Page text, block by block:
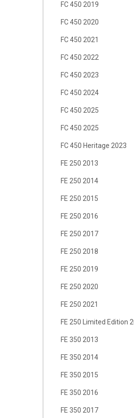
FC 450 2019
FC 450 2020
FC 450 2021
FC 450 2022
FC 450 2023
FC 450 2024
FC 450 2025
FC 450 2025
FC 450 Heritage 2023
FE 250 2013
FE 250 2014
FE 250 2015
FE 250 2016
FE 250 2017
FE 250 2018
FE 250 2019
FE 250 2020
FE 250 2021
FE 250 Limited Edition
FE 350 2013
FE 350 2014
FE 350 2015
FE 350 2016
FE 350 2017